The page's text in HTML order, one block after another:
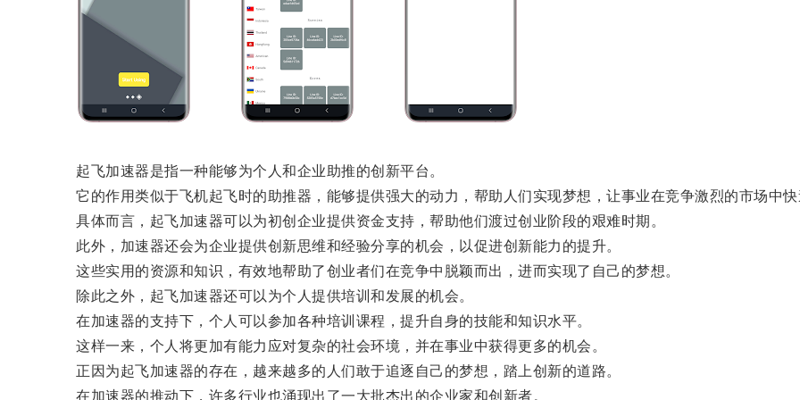
起飞加速器是指一种能够为个人和企业助推的创新平台。
它的作用类似于飞机起飞时的助推器，能够提供强大的动力，帮助人们实现梦想，让事业在竞争激烈的市场中
具体而言，起飞加速器可以为初创企业提供资金支持，帮助他们渡过创业阶段的艰难时期。
此外，加速器还会为企业提供创新思维和经验分享的机会，以促进创新能力的提升。
这些实用的资源和知识，有效地帮助了创业者们在竞争中脱颖而出，进而实现了自己的梦想。
除此之外，起飞加速器还可以为个人提供培训和发展的机会。
在加速器的支持下，个人可以参加各种培训课程，提升自身的技能和知识水平。
这样一来，个人将更加有能力应对复杂的社会环境，并在事业中获得更多的机会。
正因为起飞加速器的存在，越来越多的人们敢于追逐自己的梦想，踏上创新的道路。
在加速器的推动下，许多行业也涌现出了一大批杰出的企业家和创新者。